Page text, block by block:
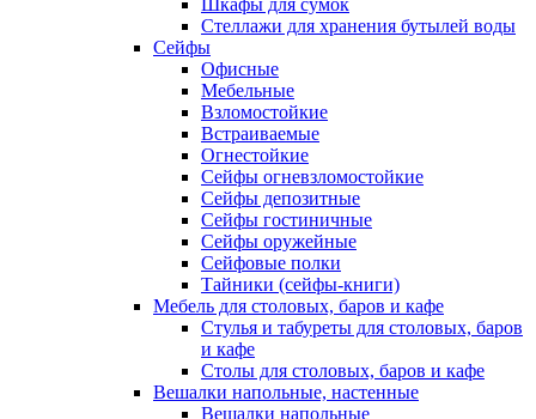
Шкафы для сумок
Стеллажи для хранения бутылей воды
Сейфы
Офисные
Мебельные
Взломостойкие
Встраиваемые
Огнестойкие
Сейфы огневзломостойкие
Сейфы депозитные
Сейфы гостиничные
Сейфы оружейные
Сейфовые полки
Тайники (сейфы-книги)
Мебель для столовых, баров и кафе
Стулья и табуреты для столовых, баров
и кафе
Столы для столовых, баров и кафе
Вешалки напольные, настенные
Вешалки напольные